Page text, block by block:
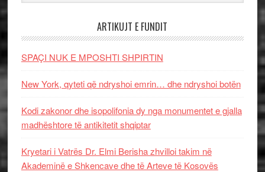
ARTIKUJT E FUNDIT
SPAÇI NUK E MPOSHTI SHPIRTIN
New York, qyteti që ndryshoi emrin… dhe ndryshoi botën
Kodi zakonor dhe isopolifonia dy nga monumentet e gjalla
madhështore të antikitetit shqiptar
Kryetari i Vatrës Dr. Elmi Berisha zhvilloi takim në
Akademinë e Shkencave dhe të Arteve të Kosovës